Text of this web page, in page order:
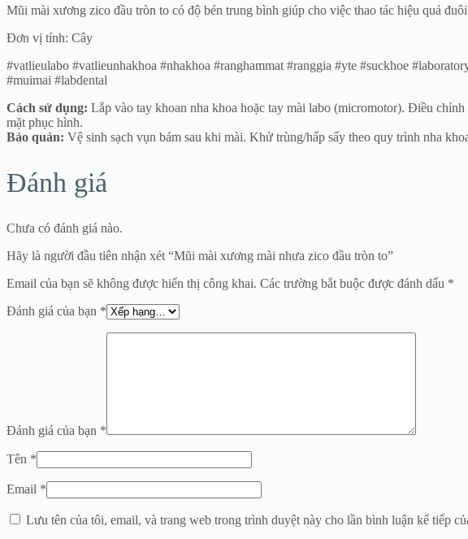
Mũi mài xương zico đầu tròn to có độ bén trung bình giúp cho việc thao tác hiệu quả
Đơn vị tính: Cây
#vatlieulabo #vatlieunhakhoa #nhakhoa #ranghammat #ranggia #yte #suckhoe
#muimai #labdental
Cách sử dụng: Lắp vào tay khoan nha khoa hoặc tay mài labo (micromotor). Điều
mặt phục hình.
Bảo quản: Vệ sinh sạch vụn bám sau khi mài. Khử trùng/hấp sấy theo quy trình nha
Đánh giá
Chưa có đánh giá nào.
Hãy là người đầu tiên nhận xét “Mũi mài xương mài nhưa zico đầu tròn to”
Email của bạn sẽ không được hiển thị công khai. Các trường bắt buộc được đánh dấu *
Đánh giá của bạn *
Đánh giá của bạn *
Tên *
Email *
Lưu tên của tôi, email, và trang web trong trình duyệt này cho lần bình luận kế tiếp